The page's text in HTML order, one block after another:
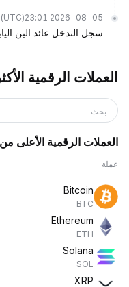
2026-08-05 23:01
(UTC)
سجل التدخل عائد الين
العملات الرقمية
بحث
العملات الرقمية الأعلى
عملة
Bitcoin
BTC
Ethereum
ETH
Solana
SOL
XRP